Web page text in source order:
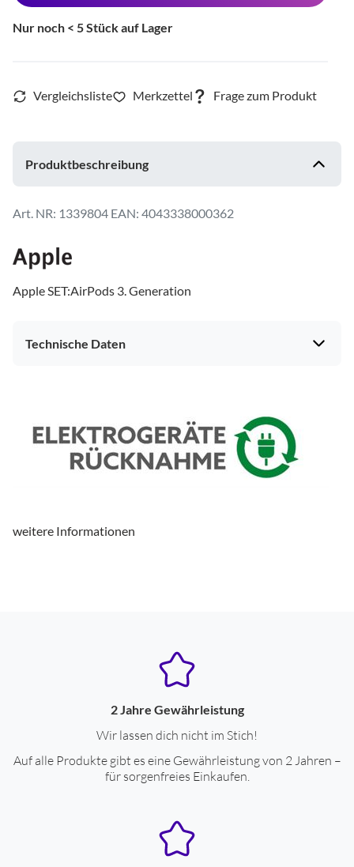
Nur noch < 5 Stück auf Lager
Produktbeschreibung
1339804 EAN: 4043338000362
Apple SET:AirPods 3. Generation
Technische Daten
weitere Informationen
2 Jahre Gewährleistung
Wir lassen dich nicht im Stich!
Auf alle Produkte gibt es eine Gewährleistung von 2 Jahren –
für sorgenfreies Einkaufen.